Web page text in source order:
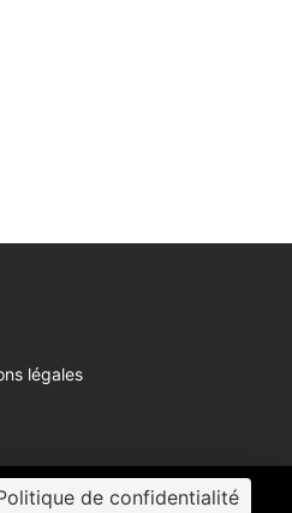
de confidentialité
légales